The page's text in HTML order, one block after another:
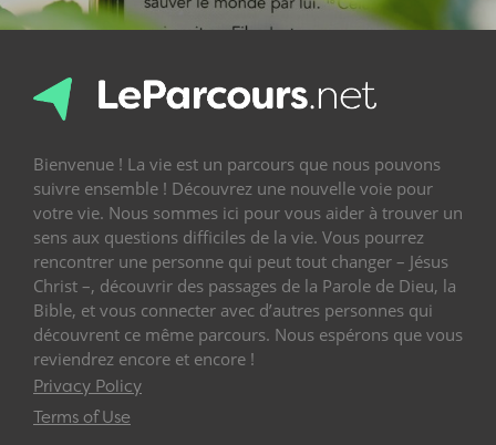
Bienvenue ! La vie est un parcours que nous pouvons
suivre ensemble ! Découvrez une nouvelle voie pour
votre vie. Nous sommes ici pour vous aider à trouver un
sens aux questions difficiles de la vie. Vous pourrez
rencontrer une personne qui peut tout changer – Jésus
Christ –, découvrir des passages de la Parole de Dieu, la
Bible, et vous connecter avec d’autres personnes qui
découvrent ce même parcours. Nous espérons que vous
reviendrez encore et encore !
Privacy Policy
Terms of Use